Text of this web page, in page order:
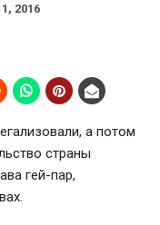
2016
а потом
страны
гей-пар,